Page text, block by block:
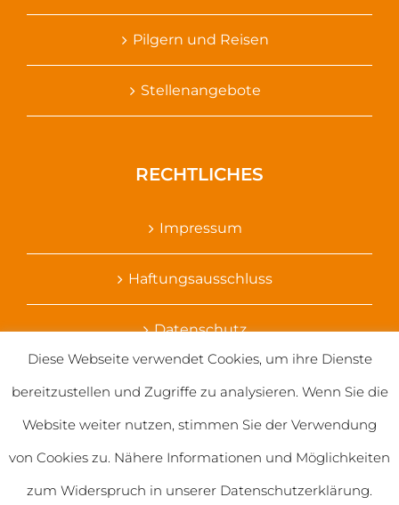
Pilgern und Reisen
Stellenangebote
RECHTLICHES
Impressum
Haftungsausschluss
Datenschutz
Diese Webseite verwendet Cookies, um ihre Dienste
bereitzustellen und Zugriffe zu analysieren. Wenn Sie die
Website weiter nutzen, stimmen Sie der Verwendung
von Cookies zu. Nähere Informationen und Möglichkeiten
zum Widerspruch in unserer Datenschutzerklärung.